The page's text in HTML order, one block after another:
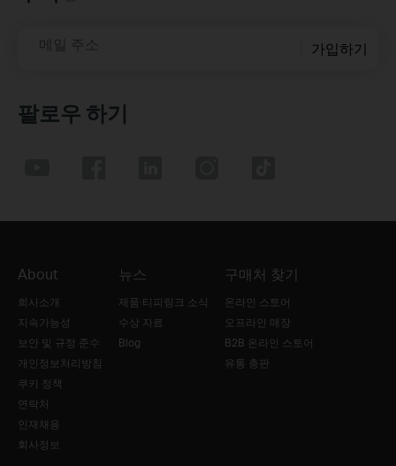
메일 주소 가입하기
팔로우 하기
About
회사소개
지속가능성
보안 및 규정 준수
개인정보처리방침
쿠키 정책
연락처
인재채용
회사정보
뉴스
제품·티피링크 소식
수상 자료
Blog
구매처 찾기
온라인 스토어
오프라인 매장
B2B 온라인 스토어
유통 총판